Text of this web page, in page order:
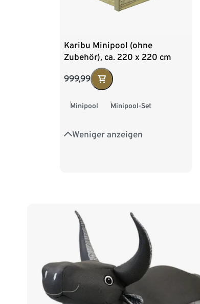
Karibu Minipool (ohne
Zubehör), ca. 220 x 220 cm
999,99
Weniger anzeigen
Minipool Minipool-Set